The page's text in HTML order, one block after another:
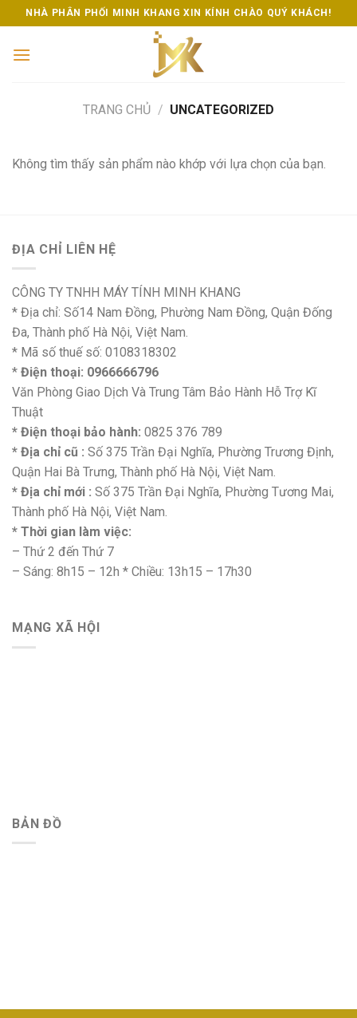
to
content
NHÀ PHÂN PHỐI MINH KHANG XIN KÍNH CHÀO QUÝ KHÁCH!
TRANG CHỦ / UNCATEGORIZED
Không tìm thấy sản phẩm nào khớp với lựa chọn của bạn.
ĐỊA CHỈ LIÊN HỆ
CÔNG TY TNHH MÁY TÍNH MINH KHANG
* Địa chỉ: Số14 Nam Đồng, Phường Nam Đồng, Quận Đống
Đa, Thành phố Hà Nội, Việt Nam.
* Mã số thuế số: 0108318302
* Điện thoại: 0966666796
Văn Phòng Giao Dịch Và Trung Tâm Bảo Hành Hỗ Trợ Kĩ
Thuật
* Điện thoại bảo hành: 0825 376 789
* Địa chỉ cũ : Số 375 Trần Đại Nghĩa, Phường Trương Định,
Quận Hai Bà Trưng, Thành phố Hà Nội, Việt Nam.
* Địa chỉ mới : Số 375 Trần Đại Nghĩa, Phường Tương Mai,
Thành phố Hà Nội, Việt Nam.
* Thời gian làm việc:
– Thứ 2 đến Thứ 7
– Sáng: 8h15 – 12h * Chiều: 13h15 – 17h30
MẠNG XÃ HỘI
BẢN ĐỒ